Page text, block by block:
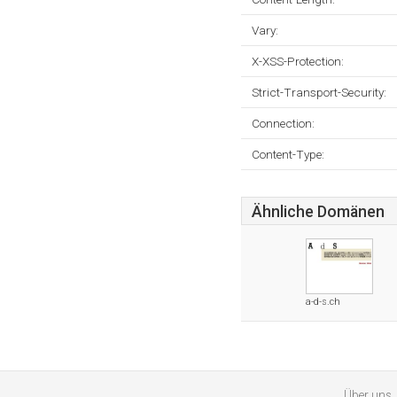
Vary:
X-XSS-Protection:
Strict-Transport-Security:
Connection:
Content-Type:
Ähnliche Domänen
a-d-s.ch